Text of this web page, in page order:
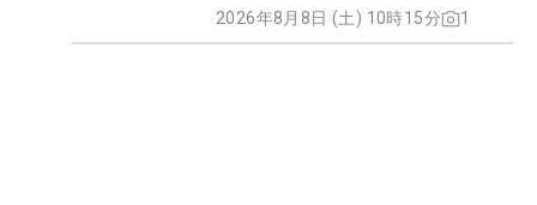
2026年8月8日 (土) 10時15分 1